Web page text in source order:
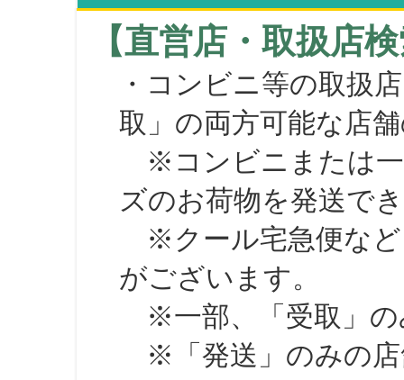
【直営店・取扱店
・コンビニ等の取扱
取」の両方可能な店
※コンビニまたは一
ズのお荷物を発送で
※クール宅急便など
がございます。
※一部、「受取」の
※「発送」のみの店